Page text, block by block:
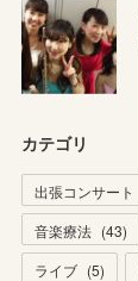
カテゴリ
出張コンサート
音楽療法 (43)
ライブ (5)